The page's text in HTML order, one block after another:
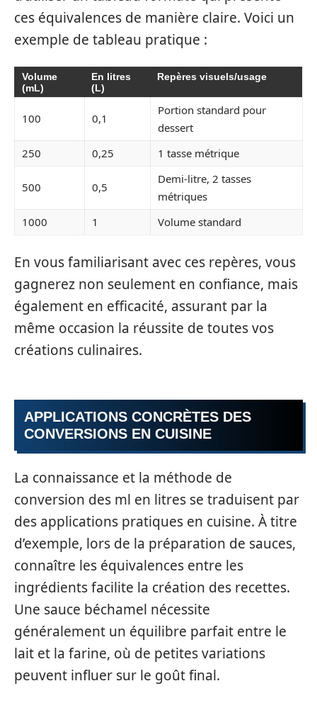
ces équivalences de manière claire. Voici un
exemple de tableau pratique :
Volume
(mL)
En litres
(L)
Repères visuels/usage
100 0,1
Portion standard pour
dessert
250
0,25 1 tasse métrique
500 0,5
Demi-litre, 2 tasses
métriques
1000
1 Volume standard
En vous familiarisant avec ces repères, vous
gagnerez non seulement en confiance, mais
également en efficacité, assurant par la
même occasion la réussite de toutes vos
créations culinaires.
APPLICATIONS CONCRÈTES DES
CONVERSIONS EN CUISINE
La connaissance et la méthode de
conversion des ml en litres se traduisent par
des applications pratiques en cuisine. À titre
d’exemple, lors de la préparation de sauces,
connaître les équivalences entre les
ingrédients facilite la création des recettes.
Une sauce béchamel nécessite
généralement un équilibre parfait entre le
lait et la farine, où de petites variations
peuvent influer sur le goût final.